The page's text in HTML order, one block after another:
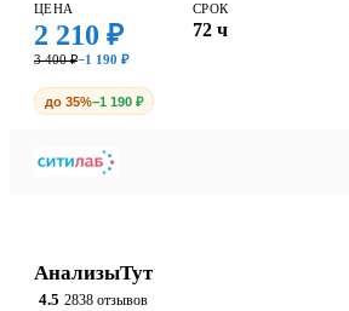
ЦЕНА
2 210 ₽
3 400 ₽−1 190 ₽
СРОК
72 ч
до 35%−1 190 ₽
АнализыТут
4.5 2838 отзывов